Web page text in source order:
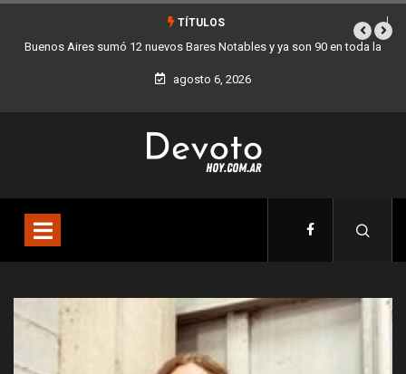
TÍTULOS
en toda la Los stands móviles de la Ciudad llegan esta semana a Villa
agosto 6, 2026